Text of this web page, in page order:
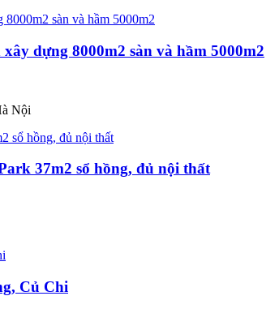
dựng 8000m2 sàn và hầm 5000m2
Nội
37m2 sổ hồng, đủ nội thất
Củ Chi